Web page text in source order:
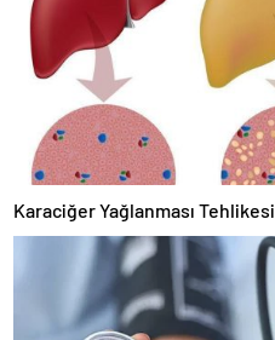
Karaciğer Yağlanması Tehlikesi